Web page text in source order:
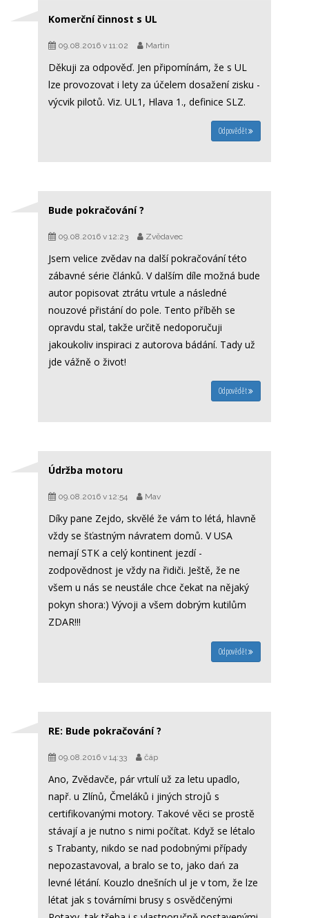
Komerční činnost s UL
09.08.2016 v 11:02 Martin
Děkuji za odpověď. Jen připomínám, že s UL
lze provozovat i lety za účelem dosažení zisku -
výcvik pilotů. Viz. UL1, Hlava 1., definice SLZ.
Odpovědět
Bude pokračování ?
09.08.2016 v 12:23 Zvědavec
Jsem velice zvědav na další pokračování této
zábavné série článků. V dalším díle možná bude
autor popisovat ztrátu vrtule a následné
nouzové přistání do pole. Tento příběh se
opravdu stal, takže určitě nedoporučuji
jakoukoliv inspiraci z autorova bádání. Tady už
jde vážně o život!
Odpovědět
Údržba motoru
09.08.2016 v 12:54 Mav
Díky pane Zejdo, skvělé že vám to létá, hlavně
vždy se šťastným návratem domů. V USA
nemají STK a celý kontinent jezdí -
zodpovědnost je vždy na řidiči. Ještě, že ne
všem u nás se neustále chce čekat na nějaký
pokyn shora:) Vývoji a všem dobrým kutilům
ZDAR!!!
Odpovědět
RE: Bude pokračování ?
09.08.2016 v 14:33 čáp
Ano, Zvědavče, pár vrtulí už za letu upadlo,
např. u Zlínů, Čmeláků i jiných strojů s
certifikovanými motory. Takové věci se prostě
stávají a je nutno s nimi počítat. Když se létalo
s Trabanty, nikdo se nad podobnými případy
nepozastavoval, a bralo se to, jako dań za
levné létání. Kouzlo dnešních ul je v tom, že lze
létat jak s továrními brusy s osvědčenými